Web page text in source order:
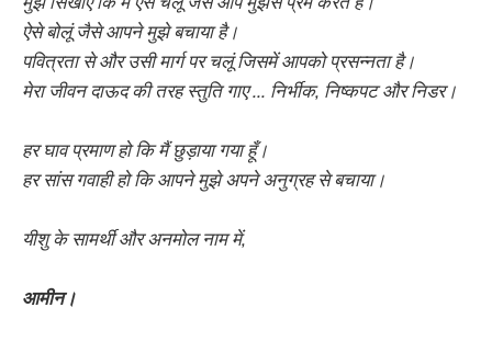
ऐसे बोलूं जैसे आपने मुझे बचाया है।
पवित्रता से और उसी मार्ग पर चलूं जिसमें आपको प्रसन्नता है।
मेरा जीवन दाऊद की तरह स्तुति गाए ... निर्भीक, निष्कपट और निडर।
हर घाव प्रमाण हो कि मैं छुड़ाया गया हूँ।
हर सांस गवाही हो कि आपने मुझे अपने अनुग्रह से बचाया।
यीशु के सामर्थी और अनमोल नाम में,
आमीन।